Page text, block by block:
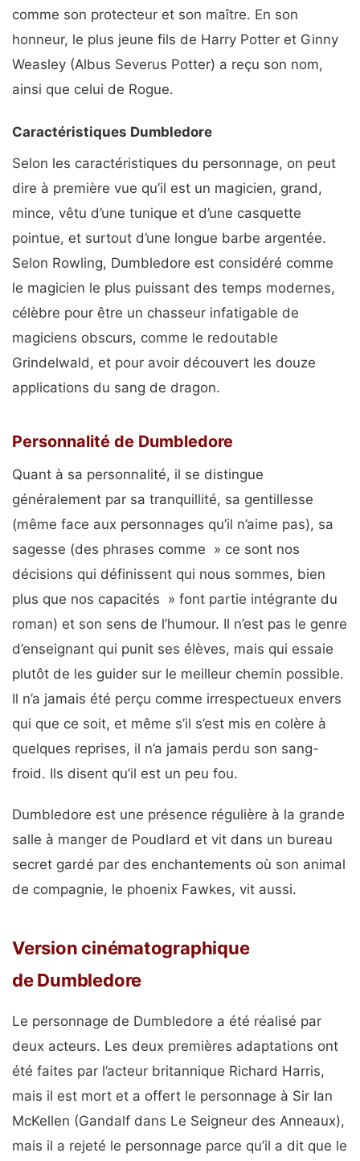
comme son protecteur et son maître. En son
honneur, le plus jeune fils de Harry Potter et Ginny
Weasley (Albus Severus Potter) a reçu son nom,
ainsi que celui de Rogue.
Caractéristiques Dumbledore
Selon les caractéristiques du personnage, on peut
dire à première vue qu’il est un magicien, grand,
mince, vêtu d’une tunique et d’une casquette
pointue, et surtout d’une longue barbe argentée.
Selon Rowling, Dumbledore est considéré comme
le magicien le plus puissant des temps modernes,
célèbre pour être un chasseur infatigable de
magiciens obscurs, comme le redoutable
Grindelwald, et pour avoir découvert les douze
applications du sang de dragon.
Personnalité de Dumbledore
Quant à sa personnalité, il se distingue
généralement par sa tranquillité, sa gentillesse
(même face aux personnages qu’il n’aime pas), sa
sagesse (des phrases comme » ce sont nos
décisions qui définissent qui nous sommes, bien
plus que nos capacités » font partie intégrante du
roman) et son sens de l’humour. Il n’est pas le genre
d’enseignant qui punit ses élèves, mais qui essaie
plutôt de les guider sur le meilleur chemin possible.
Il n’a jamais été perçu comme irrespectueux envers
qui que ce soit, et même s’il s’est mis en colère à
quelques reprises, il n’a jamais perdu son sang-
froid. Ils disent qu’il est un peu fou.
Dumbledore est une présence régulière à la grande
salle à manger de Poudlard et vit dans un bureau
secret gardé par des enchantements où son animal
de compagnie, le phoenix Fawkes, vit aussi.
Version cinématographique
de Dumbledore
Le personnage de Dumbledore a été réalisé par
deux acteurs. Les deux premières adaptations ont
été faites par l’acteur britannique Richard Harris,
mais il est mort et a offert le personnage à Sir Ian
McKellen (Gandalf dans Le Seigneur des Anneaux),
mais il a rejeté le personnage parce qu’il a dit que le